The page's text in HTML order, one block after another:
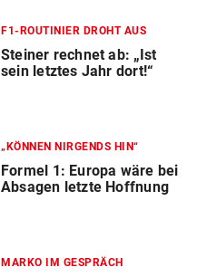
F1-ROUTINIER DROHT AUS
Steiner rechnet ab: „Ist
sein letztes Jahr dort!“
„KÖNNEN NIRGENDS HIN“
Formel 1: Europa wäre bei
Absagen letzte Hoffnung
MARKO IM GESPRÄCH